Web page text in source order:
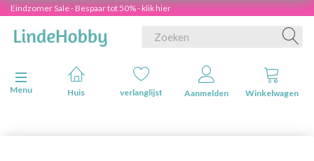
Eindzomer Sale - Bespaar tot 50% - klik hier
Navigatie in-/uitschakelen
Menu
Huis verlanglijst Aanmelden Winkelwagen